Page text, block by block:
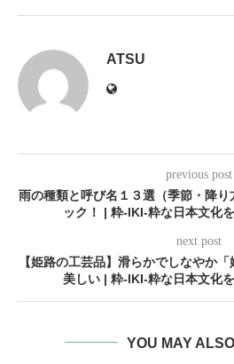
ATSU
previous post
雨の種類と呼び名１３選（季節・降
ック！ | 粋-IKI-粋な日本文化
next post
【姫路の工芸品】滑らかでしなやか「
美しい | 粋-IKI-粋な日本文化
YOU MAY